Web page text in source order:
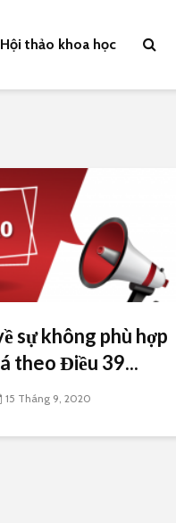
Hội thảo khoa học
sự không phù hợp
theo Điều 39...
15 Tháng 9, 2020